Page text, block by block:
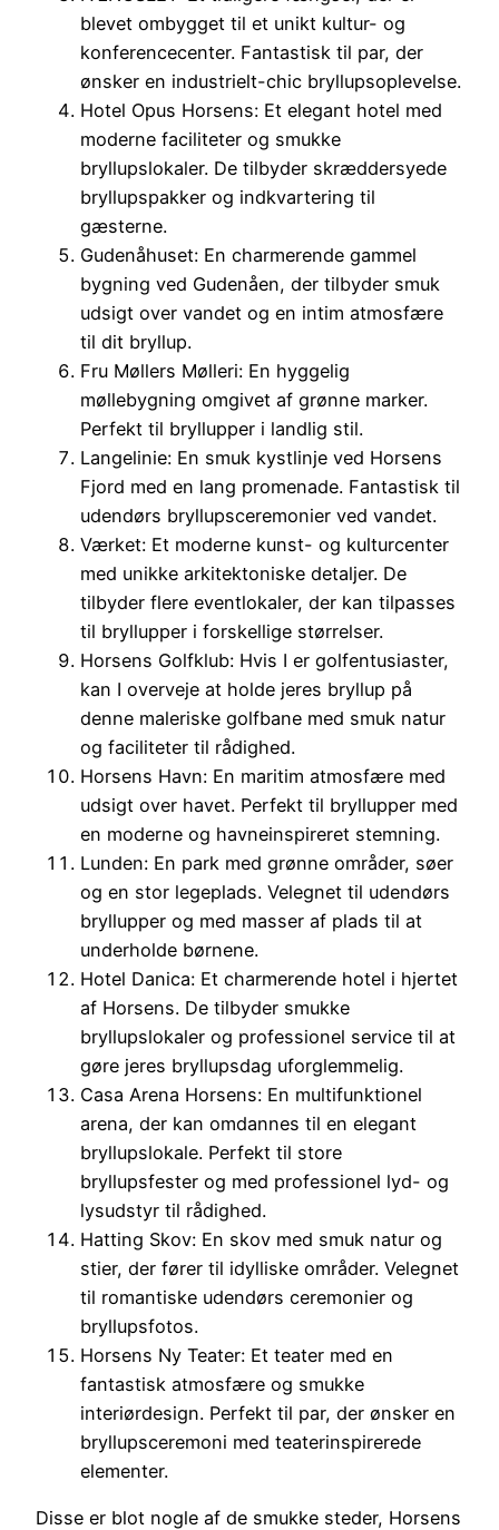
blevet ombygget til et unikt kultur- og
konferencecenter. Fantastisk til par, der
ønsker en industrielt-chic bryllupsoplevelse.
Hotel Opus Horsens: Et elegant hotel med
moderne faciliteter og smukke
bryllupslokaler. De tilbyder skræddersyede
bryllupspakker og indkvartering til
gæsterne.
Gudenåhuset: En charmerende gammel
bygning ved Gudenåen, der tilbyder smuk
udsigt over vandet og en intim atmosfære
til dit bryllup.
Fru Møllers Mølleri: En hyggelig
møllebygning omgivet af grønne marker.
Perfekt til bryllupper i landlig stil.
Langelinie: En smuk kystlinje ved Horsens
Fjord med en lang promenade. Fantastisk til
udendørs bryllupsceremonier ved vandet.
Værket: Et moderne kunst- og kulturcenter
med unikke arkitektoniske detaljer. De
tilbyder flere eventlokaler, der kan tilpasses
til bryllupper i forskellige størrelser.
Horsens Golfklub: Hvis I er golfentusiaster,
kan I overveje at holde jeres bryllup på
denne maleriske golfbane med smuk natur
og faciliteter til rådighed.
Horsens Havn: En maritim atmosfære med
udsigt over havet. Perfekt til bryllupper med
en moderne og havneinspireret stemning.
Lunden: En park med grønne områder, søer
og en stor legeplads. Velegnet til udendørs
bryllupper og med masser af plads til at
underholde børnene.
Hotel Danica: Et charmerende hotel i hjertet
af Horsens. De tilbyder smukke
bryllupslokaler og professionel service til at
gøre jeres bryllupsdag uforglemmelig.
Casa Arena Horsens: En multifunktionel
arena, der kan omdannes til en elegant
bryllupslokale. Perfekt til store
bryllupsfester og med professionel lyd- og
lysudstyr til rådighed.
Hatting Skov: En skov med smuk natur og
stier, der fører til idylliske områder. Velegnet
til romantiske udendørs ceremonier og
bryllupsfotos.
Horsens Ny Teater: Et teater med en
fantastisk atmosfære og smukke
interiørdesign. Perfekt til par, der ønsker en
bryllupsceremoni med teaterinspirerede
elementer.
Disse er blot nogle af de smukke steder, Horsens